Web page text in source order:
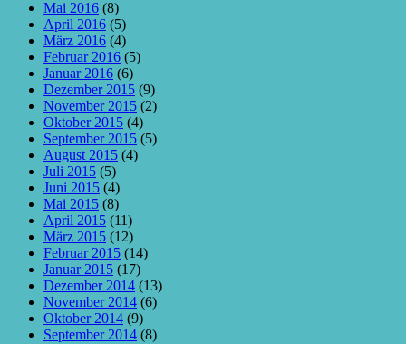
Mai 2016 (8)
April 2016 (5)
März 2016 (4)
Februar 2016 (5)
Januar 2016 (6)
Dezember 2015 (9)
November 2015 (2)
Oktober 2015 (4)
September 2015 (5)
August 2015 (4)
Juli 2015 (5)
Juni 2015 (4)
Mai 2015 (8)
April 2015 (11)
März 2015 (12)
Februar 2015 (14)
Januar 2015 (17)
Dezember 2014 (13)
November 2014 (6)
Oktober 2014 (9)
September 2014 (8)